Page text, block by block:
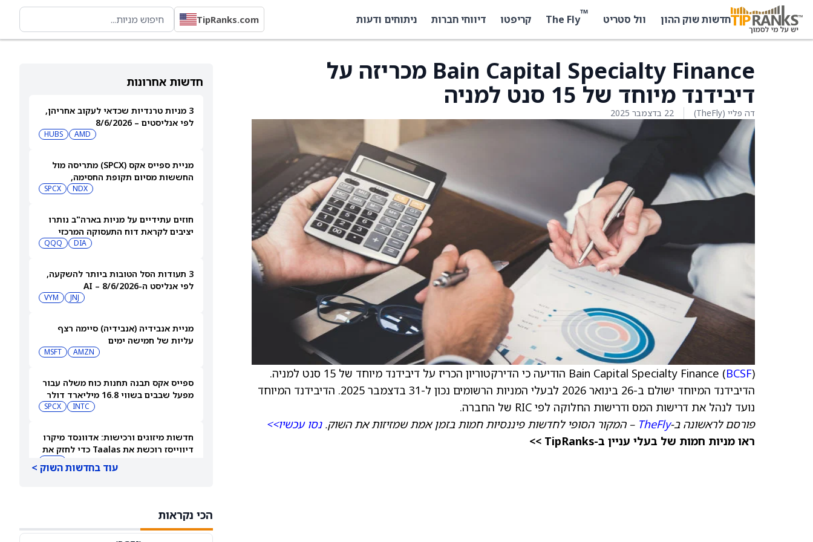
חדשות שוק ההון וול סטריט ™
The Fly קריפטו דיווחי חברות ניתוחים ודעות TipRanks.com
חדשות אחרונות
3 מניות טרנדיות שכדאי לעקוב אחריהן,
לפי אנליסטים – 8/6/2026
AMD
HUBS
מניית ספייס אקס (SPCX) מתריסה מול
החששות מסיום תקופת החסימה,
NDX
SPCX
חוזים עתידיים על מניות בארה"ב נותרו
יציבים לקראת דוח התעסוקה המרכזי
DIA
QQQ
3 תעודות הסל הטובות ביותר להשקעה,
לפי אנליסט ה-AI – 8/6/2026
JNJ
VYM
מניית אנבידיה (אנבידיה) סיימה רצף
עליות של חמישה ימים
AMZN
MSFT
ספייס אקס תבנה תחנות כוח משלה עבור
מפעל שבבים בשווי 16.8 מיליארד דולר
INTC
SPCX
חדשות מיזוגים ורכישות: אדוונסד מיקרו
דיווייסז רוכשת את Taalas כדי לחזק את
עוד בחדשות השוק >
הכי נקראות
Bain Capital Specialty Finance מכריזה על
דיבידנד מיוחד של 15 סנט למניה
דה פליי (TheFly) 22 בדצמבר 2025
Bain Capital Specialty Finance (BCSF
) הודיעה כי הדירקטוריון הכריז על דיבידנד מיוחד של 15 סנט למניה.
הדיבידנד המיוחד ישולם ב-26 בינואר 2026 לבעלי המניות הרשומים נכון ל-31 בדצמבר 2025. הדיבידנד המיוחד
נועד לנהל את דרישות המס ודרישות החלוקה לפי RIC של החברה.
פורסם לראשונה ב-TheFly – המקור הסופי לחדשות פיננסיות חמות בזמן אמת שמזיזות את השוק.נסו עכשיו>>
ראו מניות חמות של בעלי עניין ב-TipRanks >>